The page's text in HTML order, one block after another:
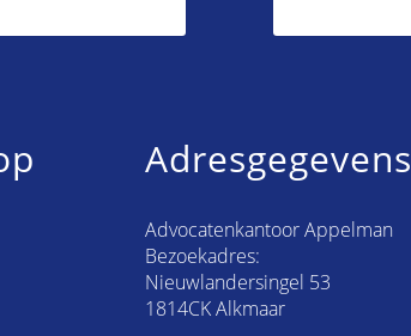
Adresgegevens
Advocatenkantoor Appelman
Bezoekadres:
Nieuwlandersingel 53
1814CK Alkmaar